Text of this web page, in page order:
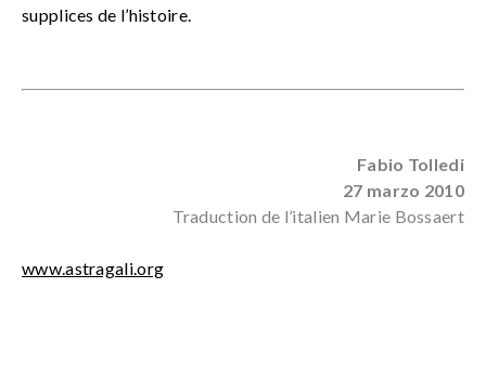
supplices de l’histoire.
Fabio Tolledi
27 marzo 2010
Traduction de l’italien Marie Bossaert
www.astragali.org